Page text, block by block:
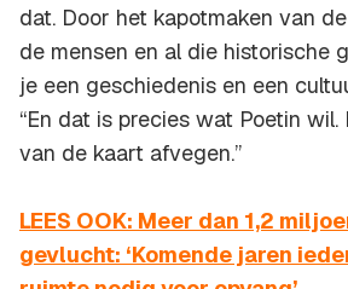
dat. Door het kapotmaken van
de mensen en al die historische
je een geschiedenis en een
“En dat is precies wat Poetin
van de kaart afvegen.”
LEES OOK: Meer dan 1,2
gevlucht: ‘Komende jaren